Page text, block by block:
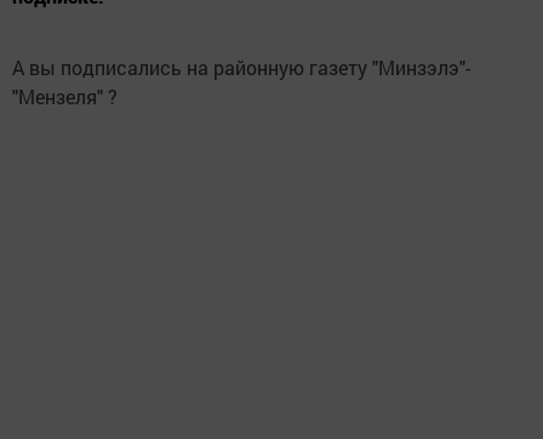
А вы подписались на районную газету "Минзэлэ"-
"Мензеля" ?